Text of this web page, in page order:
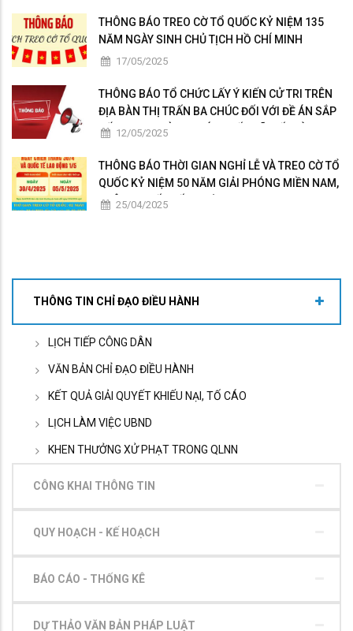
THÔNG BÁO TREO CỜ TỔ QUỐC KỶ NIỆM 135
NĂM NGÀY SINH CHỦ TỊCH HỒ CHÍ MINH
(19/5/1890-19/5/2025)
17/05/2025
THÔNG BÁO TỔ CHỨC LẤY Ý KIẾN CỬ TRI TRÊN
ĐỊA BÀN THỊ TRẤN BA CHÚC ĐỐI VỚI ĐỀ ÁN SẮP
XẾP ĐƠN VỊ HÀNH CHÍNH CẤP XÃ, CẤP TỈNH
12/05/2025
THÔNG BÁO THỜI GIAN NGHỈ LỄ VÀ TREO CỜ TỔ
QUỐC KỶ NIỆM 50 NĂM GIẢI PHÓNG MIỀN NAM,
THÔNG NHẤT ĐẤT NƯỚC (30/4/1975-
25/04/2025
THÔNG TIN CHỈ ĐẠO ĐIỀU HÀNH
LỊCH TIẾP CÔNG DÂN
VĂN BẢN CHỈ ĐẠO ĐIỀU HÀNH
KẾT QUẢ GIẢI QUYẾT KHIẾU NẠI, TỐ CÁO
LỊCH LÀM VIỆC UBND
KHEN THƯỞNG XỬ PHẠT TRONG QLNN
CÔNG KHAI THÔNG TIN
QUY HOẠCH - KẾ HOẠCH
BÁO CÁO - THỐNG KÊ
DỰ THẢO VĂN BẢN PHÁP LUẬT